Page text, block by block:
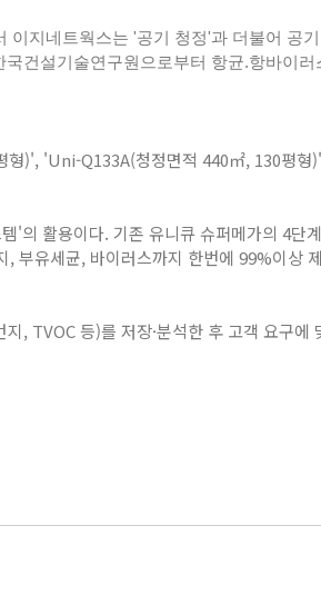
지네트웍스는 '공기 청정'과 더불어 공
건설기술연구원으로부터 항균.항바이러
형)', 'Uni-Q133A(청정면적 440㎡, 130평형
'의 활용이다. 기존 유니큐 슈퍼메가의 4단
, 부유세균, 바이러스까지 한번에 99%이상
지, TVOC등)를 저장·분석한 후 고객 요구에